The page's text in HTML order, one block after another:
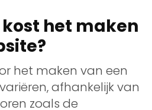
het maken
het maken van een
afhankelijk van
zoals de